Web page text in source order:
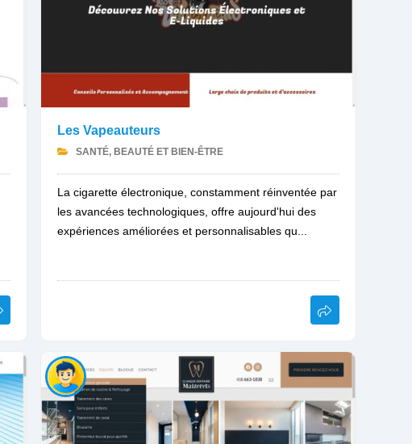
Les Vapeauteurs
SANTÉ, BEAUTÉ ET BIEN-ÊTRE
La cigarette électronique, constamment réinventée par
les avancées technologiques, offre aujourd'hui des
expériences améliorées et personnalisables qu...